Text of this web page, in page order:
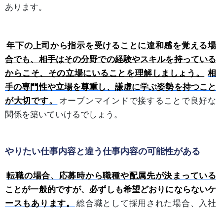
あります。
年下の上司から指示を受けることに違和感を覚える場
合でも、相手はその分野での経験やスキルを持っている
からこそ、その立場にいることを理解しましょう。
相
手の専門性や立場を尊重し、謙虚に学ぶ姿勢を持つこと
が大切です。
オープンマインドで接することで良好な
関係を築いていけるでしょう。
やりたい仕事内容と違う仕事内容の可能性がある
転職の場合、応募時から職種や配属先が決まっている
ことが一般的ですが、必ずしも希望どおりにならないケ
ースもあります。
総合職として採用された場合、入社